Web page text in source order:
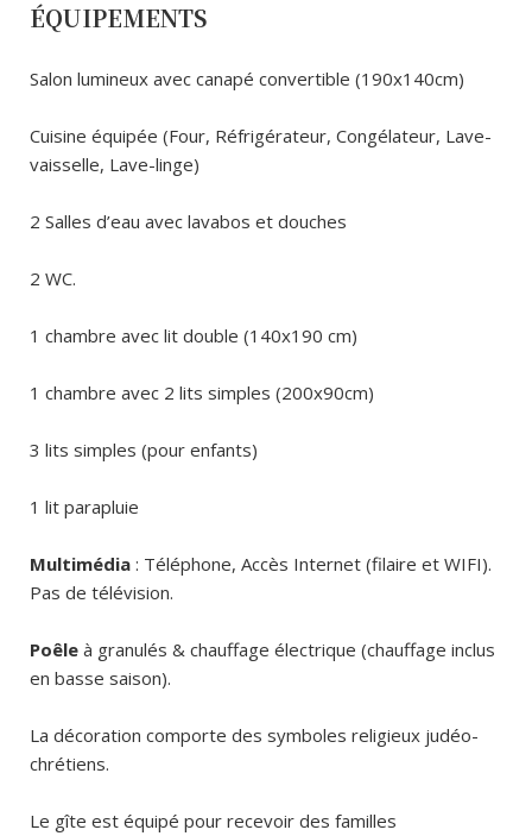
ÉQUIPEMENTS
Salon lumineux avec canapé convertible (190x140cm)
Cuisine équipée (Four, Réfrigérateur, Congélateur, Lave-
vaisselle, Lave-linge)
2 Salles d’eau avec lavabos et douches
2 WC.
1 chambre avec lit double (140x190 cm)
1 chambre avec 2 lits simples (200x90cm)
3 lits simples (pour enfants)
1 lit parapluie
Multimédia : Téléphone, Accès Internet (filaire et WIFI).
Pas de télévision.
Poêle à granulés & chauffage électrique (chauffage inclus
en basse saison).
La décoration comporte des symboles religieux judéo-
chrétiens.
Le gîte est équipé pour recevoir des familles